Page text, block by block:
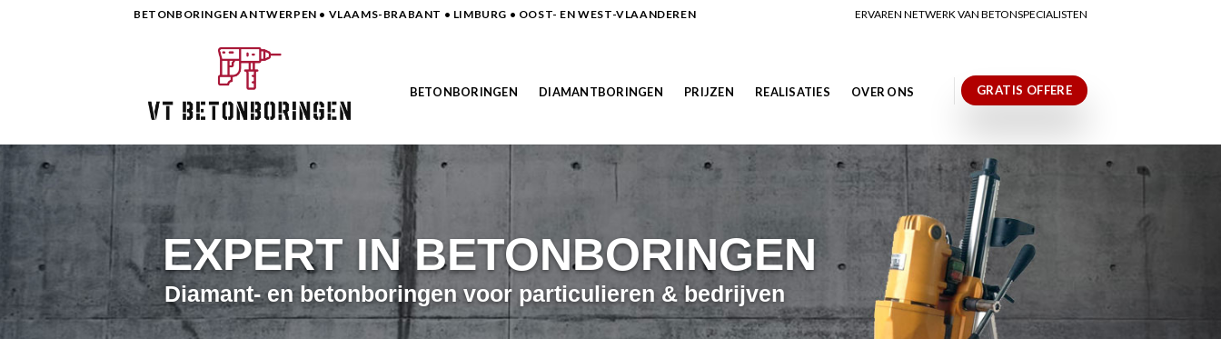
BETONBORINGEN ANTWERPEN • VLAAMS-BRABANT • LIMBURG • OOST- EN WEST-VLAANDEREN ERVAREN NETWERK VAN BETONSPECIALISTEN
BETONBORINGEN DIAMANTBORINGEN PRIJZEN REALISATIES OVER ONS GRATIS OFFERE
EXPERT IN BETONBORINGEN
Diamant- en betonboringen voor particulieren & bedrijven